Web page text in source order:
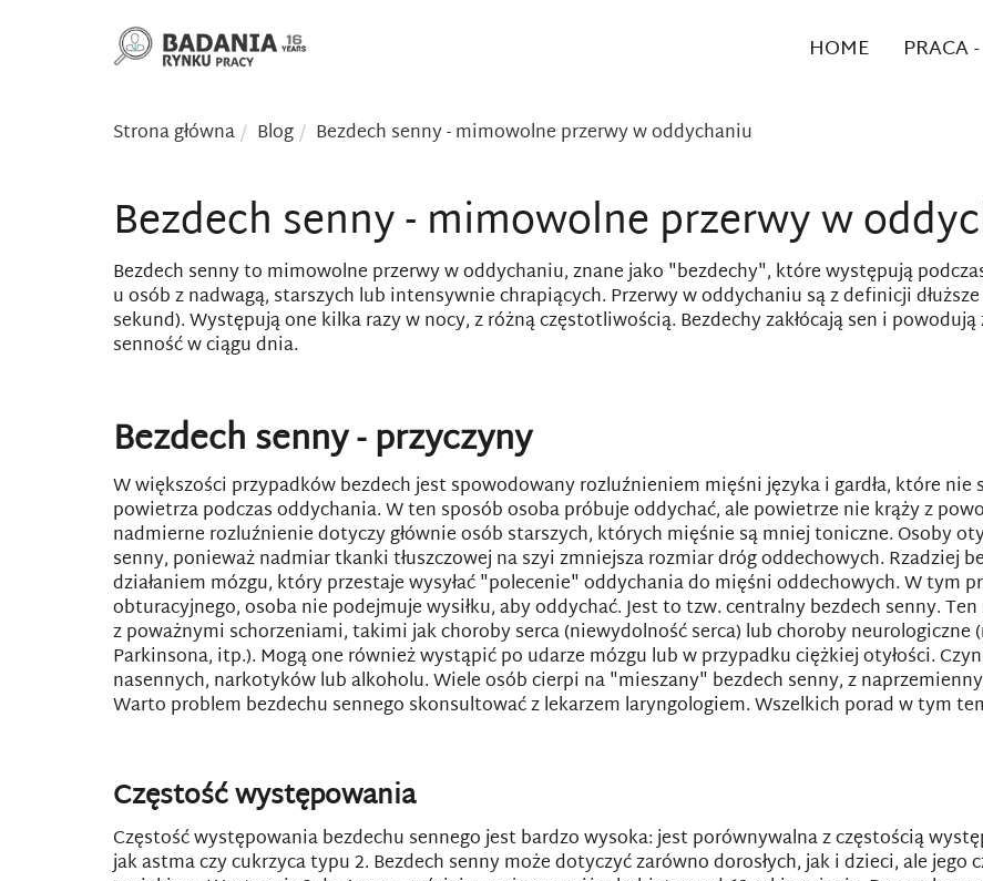
HOME PRACA
Strona główna Blog Bezdech senny - mimowolne przerwy w oddychaniu
Bezdech senny - mimowolne przerwy w
Bezdech senny to mimowolne przerwy w oddychaniu, znane jako "bezdechy", które występują
u osób z nadwagą, starszych lub intensywnie chrapiących. Przerwy w oddychaniu są z definicji
sekund). Występują one kilka razy w nocy, z różną częstotliwością. Bezdechy zakłócają sen i
senność w ciągu dnia.
Bezdech senny - przyczyny
W większości przypadków bezdech jest spowodowany rozluźnieniem mięśni języka i gardła, które
powietrza podczas oddychania. W ten sposób osoba próbuje oddychać, ale powietrze nie krąży z
nadmierne rozluźnienie dotyczy głównie osób starszych, których mięśnie są mniej toniczne. Osoby
senny, ponieważ nadmiar tkanki tłuszczowej na szyi zmniejsza rozmiar dróg oddechowych. Rzadziej
działaniem mózgu, który przestaje wysyłać "polecenie" oddychania do mięśni oddechowych. W tym
obturacyjnego, osoba nie podejmuje wysiłku, aby oddychać. Jest to tzw. centralny bezdech senny.
z poważnymi schorzeniami, takimi jak choroby serca (niewydolność serca) lub choroby neurologiczne
Parkinsona, itp.). Mogą one również wystąpić po udarze mózgu lub w przypadku ciężkiej otyłości.
nasennych, narkotyków lub alkoholu. Wiele osób cierpi na "mieszany" bezdech senny, z
Warto problem bezdechu sennego skonsultować z lekarzem laryngologiem. Wszelkich porad w tym
Częstość występowania
Częstość występowania bezdechu sennego jest bardzo wysoka: jest porównywalna z częstością
jak astma czy cukrzyca typu 2. Bezdech senny może dotyczyć zarówno dorosłych, jak i dzieci, ale